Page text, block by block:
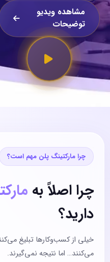
مشاهده ویدیو
توضیحات
چرا مارکتینگ پلن مهم است؟
چرا اصلاً به
دارید؟
خیلی از کسب‌وکارها تبلیغ
می‌کنند… اما نتیجه نمی‌گیرند.